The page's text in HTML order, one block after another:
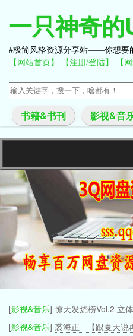
一只神奇的
极简风格资源分享站——你想要
【网站首页】 【注册/登陆】 【
书籍&书刊 影视&音
[影视&音乐]惊天发烧榜Vol.2 立
[影视&音乐] 裘海正 - 【跟夏天说